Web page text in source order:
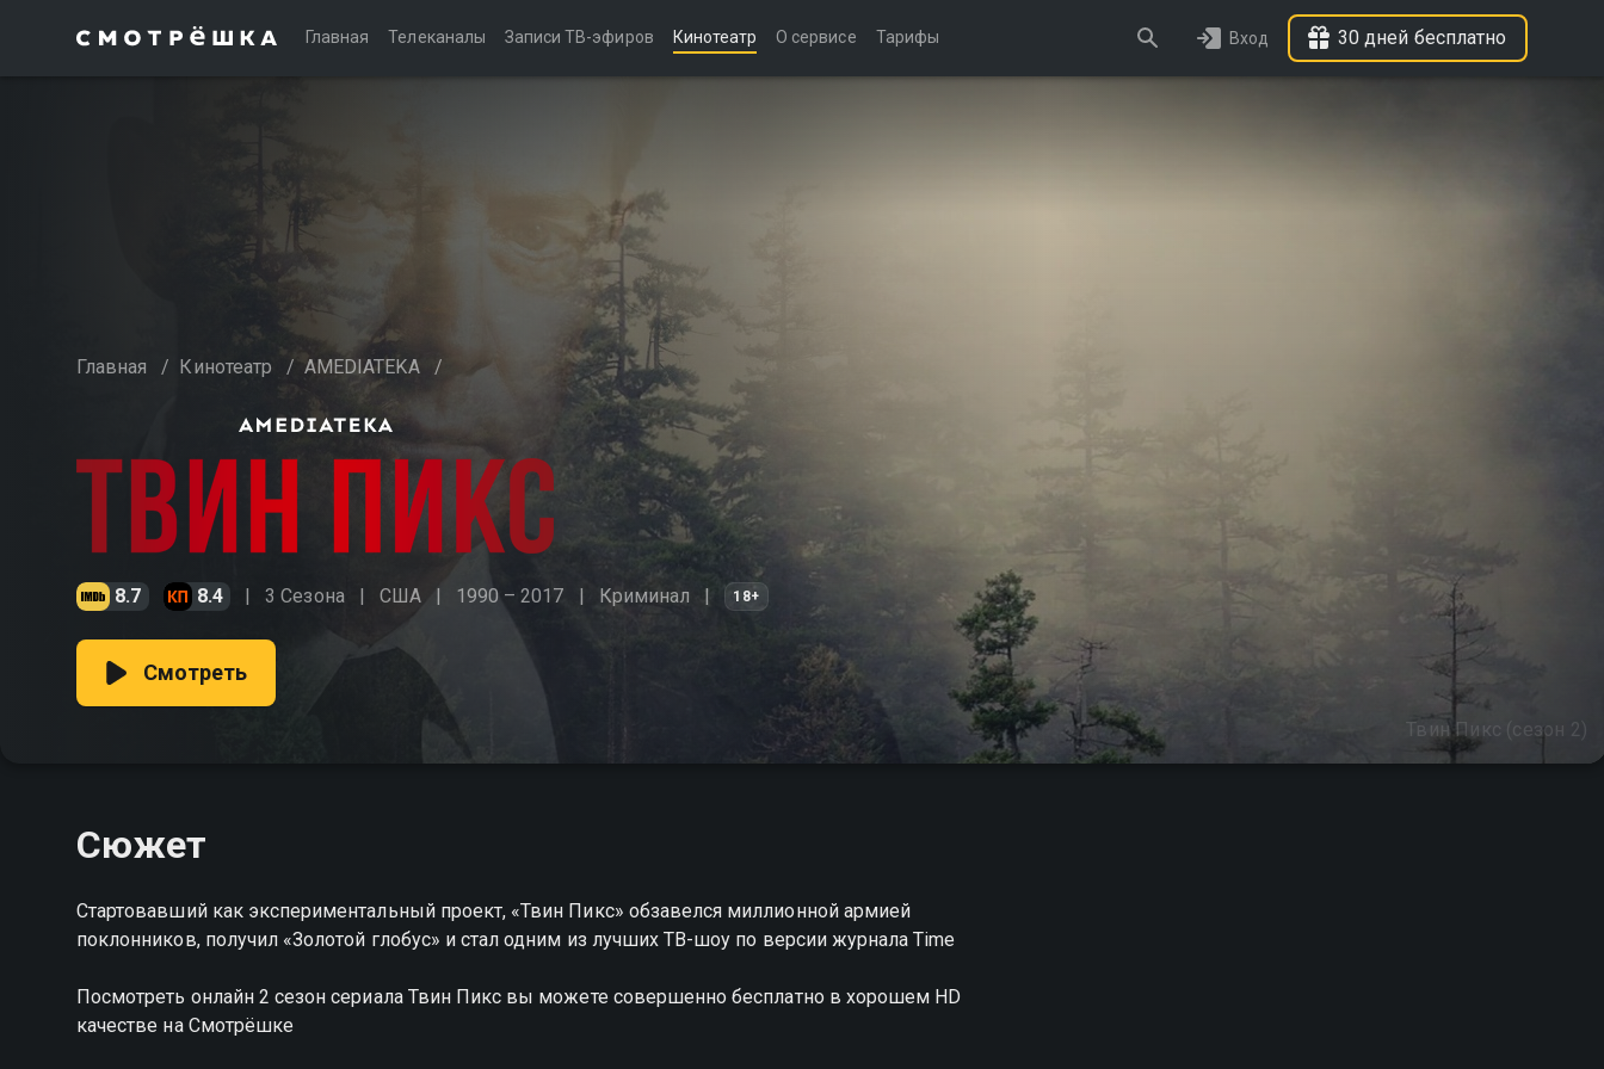
Главная Телеканалы Записи ТВ-эфиров Кинотеатр О сервисе Тарифы Вход 30 дней бесплатно
Главная / Кинотеатр / AMEDIATEKA /
8.7 8.4 3 Сезона США 1990 – 2017 Криминал 18+
Твин Пикс (сезон 2)
Смотреть
Сюжет
Стартовавший как экспериментальный проект, «Твин Пикс» обзавелся миллионной армией
поклонников, получил «Золотой глобус» и стал одним из лучших ТВ-шоу по версии журнала Time
Посмотреть онлайн 2 сезон сериала Твин Пикс вы можете совершенно бесплатно в хорошем HD
качестве на Смотрёшке